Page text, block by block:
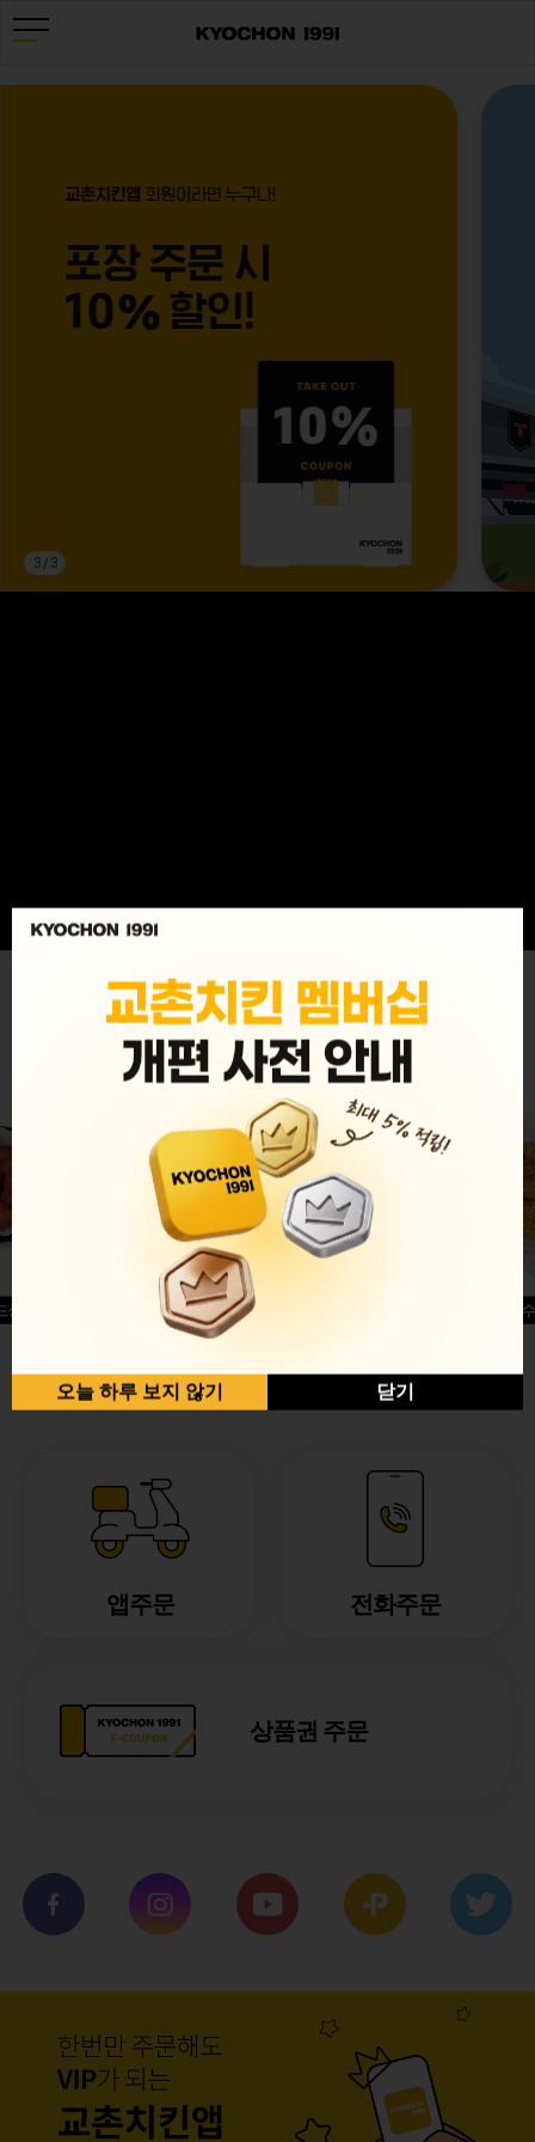
3/ 3
MENU
글윙
반반순살[레드+허니]
허니옥
앱주문 전화주문
상품권 주문
오늘 하루 보지 않기 닫기